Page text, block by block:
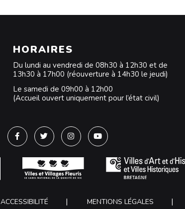
HORAIRES
Du lundi au vendredi de 08h30 à 12h30 et de
13h30 à 17h00 (réouverture à 14h30 le jeudi)
Le samedi de 09h00 à 12h00
(Accueil ouvert uniquement pour l’état civil)
Lien vers le compte Facebook
Lien vers le compte Twitter
Lien vers le compte Instagram
Lien vers la chaîne Youtube
ACCESSIBILITÉ MENTIONS LÉGALES